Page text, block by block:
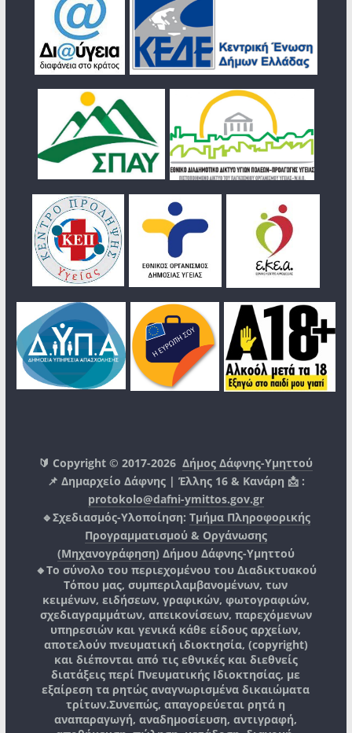
🔰 Copyright © 2017-2026Δήμος Δάφνης-Υμηττού
📌 Δημαρχείο Δάφνης | Έλλης 16 & Κανάρη 📩 :
protokolo@dafni-ymittos.gov.gr
🔹Σχεδιασμός-Υλοποίηση: Τμήμα Πληροφορικής
Προγραμματισμού & Οργάνωσης
(Μηχανογράφηση) Δήμου Δάφνης-Υμηττού
🔸Το σύνολο του περιεχομένου του Διαδικτυακού
Τόπου μας, συμπεριλαμβανομένων, των
κειμένων, ειδήσεων, γραφικών, φωτογραφιών,
σχεδιαγραμμάτων, απεικονίσεων, παρεχόμενων
υπηρεσιών και γενικά κάθε είδους αρχείων,
αποτελούν πνευματική ιδιοκτησία, (copyright)
και διέπονται από τις εθνικές και διεθνείς
διατάξεις περί Πνευματικής Ιδιοκτησίας, με
εξαίρεση τα ρητώς αναγνωρισμένα δικαιώματα
τρίτων.Συνεπώς, απαγορεύεται ρητά η
αναπαραγωγή, αναδημοσίευση, αντιγραφή,